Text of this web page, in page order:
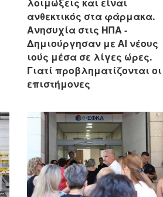
λοιμώξεις και είναι
ανθεκτικός στα φάρμακα.
Ανησυχία στις ΗΠΑ -
Δημιούργησαν με AI νέους
ιούς μέσα σε λίγες ώρες.
Γιατί προβληματίζονται οι
επιστήμονες